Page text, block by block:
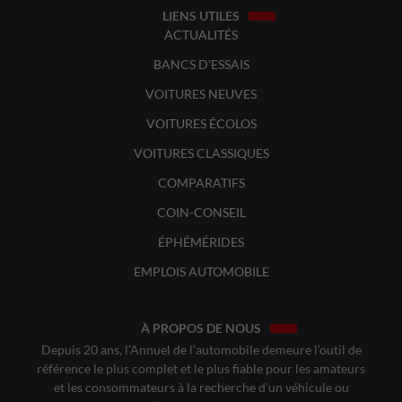
LIENS UTILES
ACTUALITÉS
BANCS D'ESSAIS
VOITURES NEUVES
VOITURES ÉCOLOS
VOITURES CLASSIQUES
COMPARATIFS
COIN-CONSEIL
ÉPHÉMÉRIDES
EMPLOIS AUTOMOBILE
À PROPOS DE NOUS
Depuis 20 ans, l’Annuel de l’automobile demeure l’outil de
référence le plus complet et le plus fiable pour les amateurs
et les consommateurs à la recherche d’un véhicule ou